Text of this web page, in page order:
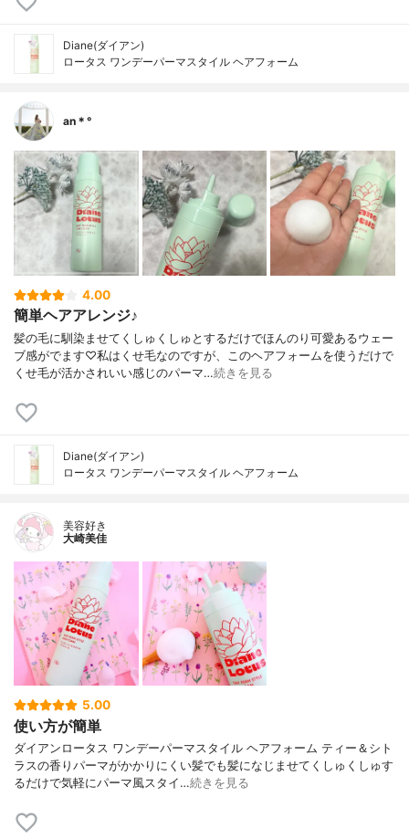
Diane(ダイアン)
ロータス ワンデーパーマスタイル ヘアフォーム
an＊°
4.00
簡単ヘアアレンジ♪
髪の毛に馴染ませてくしゅくしゅとするだけでほんのり可愛あるウェー
ブ感がでます♡私はくせ毛なのですが、このヘアフォームを使うだけで
くせ毛が活かされいい感じのパーマ…続きを見る
Diane(ダイアン)
ロータス ワンデーパーマスタイル ヘアフォーム
美容好き
大崎美佳
5.00
使い方が簡単
ダイアンロータス ワンデーパーマスタイル ヘアフォーム ティー＆シト
ラスの香りパーマがかかりにくい髪でも髪になじませてくしゅくしゅす
るだけで気軽にパーマ風スタイ…続きを見る